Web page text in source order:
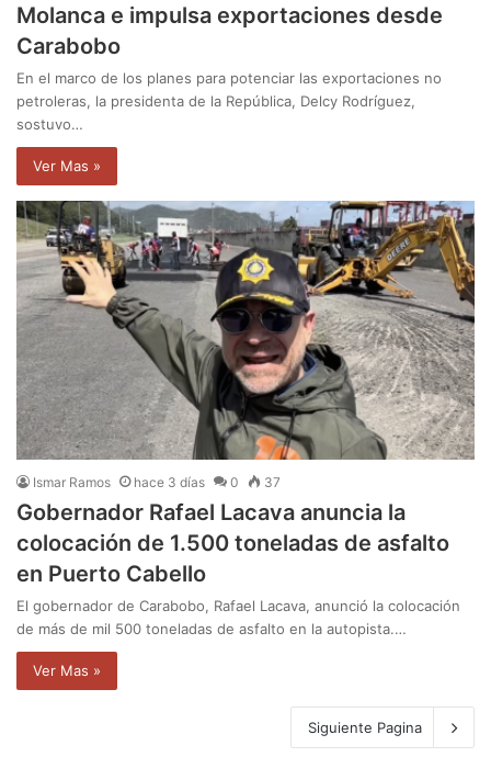
Molanca e impulsa exportaciones desde
Carabobo
En el marco de los planes para potenciar las exportaciones no
petroleras, la presidenta de la República, Delcy Rodríguez,
sostuvo…
Ver Mas »
Ismar Ramos hace 3 días 0 37
Gobernador Rafael Lacava anuncia la
colocación de 1.500 toneladas de asfalto
en Puerto Cabello
El gobernador de Carabobo, Rafael Lacava, anunció la colocación
de más de mil 500 toneladas de asfalto en la autopista.…
Ver Mas »
Siguiente Pagina